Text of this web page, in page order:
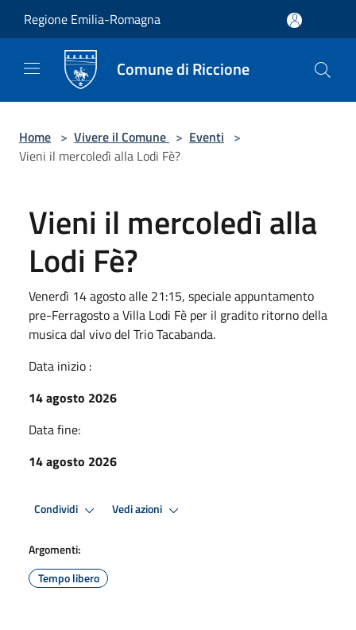
Regione Emilia-Romagna
Comune di Riccione
Home > Vivere il Comune > Eventi >
Vieni il mercoledì alla Lodi Fè?
Vieni il mercoledì alla
Lodi Fè?
Venerdì 14 agosto alle 21:15, speciale appuntamento
pre-Ferragosto a Villa Lodi Fè per il gradito ritorno della
musica dal vivo del Trio Tacabanda.
Data inizio :
14 agosto 2026
Data fine:
14 agosto 2026
Condividi Vedi azioni
Argomenti:
Tempo libero